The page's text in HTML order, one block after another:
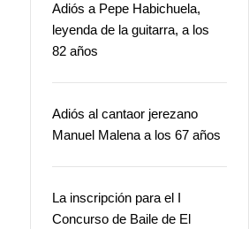
Adiós a Pepe Habichuela,
leyenda de la guitarra, a los
82 años
Adiós al cantaor jerezano
Manuel Malena a los 67 años
La inscripción para el I
Concurso de Baile de El